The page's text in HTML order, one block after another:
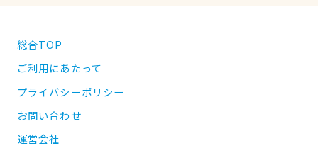
総合TOP
ご利用にあたって
プライバシーポリシー
お問い合わせ
運営会社